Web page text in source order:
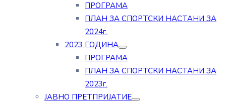
ПРОГРАМА
ПЛАН ЗА СПОРТСКИ НАСТАНИ ЗА
2024г.
2023 ГОДИНА
ПРОГРАМА
ПЛАН ЗА СПОРТСКИ НАСТАНИ ЗА
2023г.
ЈАВНО ПРЕТПРИЈАТИЕ